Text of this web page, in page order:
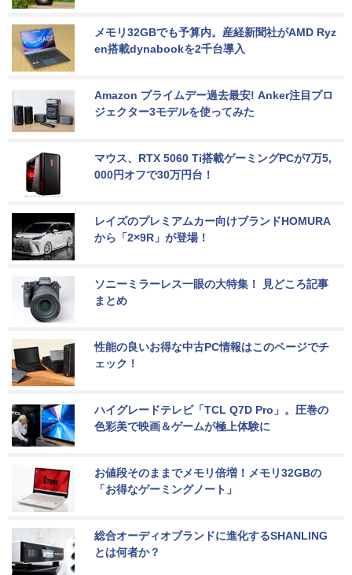
メモリ32GBでも予算内。産経新聞社がAMD Ryz
en搭載dynabookを2千台導入
Amazon プライムデー過去最安! Anker注目プロ
ジェクター3モデルを使ってみた
マウス、RTX 5060 Ti搭載ゲーミングPCが7万5,
000円オフで30万円台！
レイズのプレミアムカー向けブランドHOMURA
から「2×9R」が登場！
ソニーミラーレス一眼の大特集！ 見どころ記事
まとめ
性能の良いお得な中古PC情報はこのページでチ
ェック！
ハイグレードテレビ「TCL Q7D Pro」。圧巻の
色彩美で映画＆ゲームが極上体験に
お値段そのままでメモリ倍増！メモリ32GBの
「お得なゲーミングノート」
総合オーディオブランドに進化するSHANLING
とは何者か？